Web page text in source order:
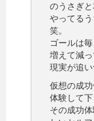
のうさぎと
やってるう
笑。
ゴールは
増えて減っ
現実が追い
仮想の成
体験して下
その成功